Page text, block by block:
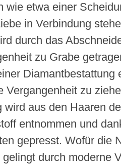
wie etwa einer
in Verbindung
durch das
zu Grabe
Diamantbestattung
Vergangenheit zu
wird aus den Haaren
entnommen und
gepresst. Wofür die
gelingt durch moderne